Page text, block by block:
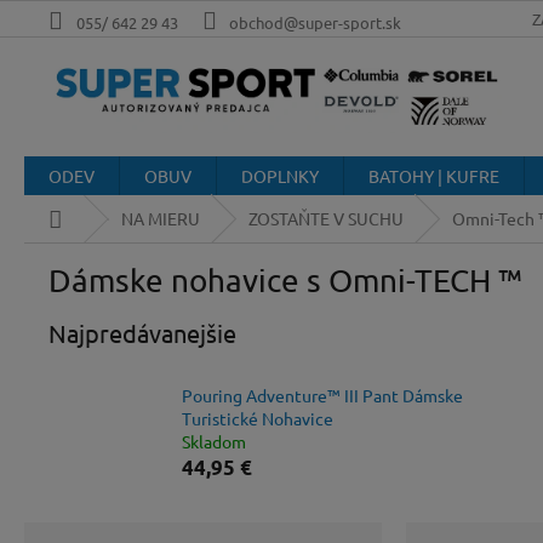
055/ 642 29 43 obchod@super-sport.sk
ODEV OBUV DOPLNKY BATOHY | KUFRE
DomovNA MIERU ZOSTAŇTE V SUCHU Omni-Tech
Dámske nohavice s Omni-TECH ™
Najpredávanejšie
Pouring Adventure™ III Pant Dámske
Turistické Nohavice
Skladom
44,95 €